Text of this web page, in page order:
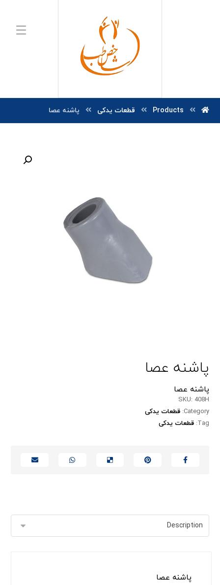
Products قطعات یدکی پاشنه عصا
پاشنه عصا
پاشنه عصا
SKU: 408H
Category: قطعات یدکی
Tag: قطعات یدکی
پاشنه عصا